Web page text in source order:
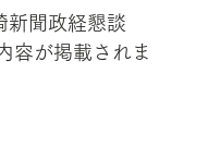
新聞政経懇談
容が掲載されま